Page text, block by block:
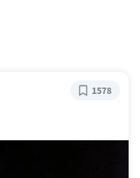
1578